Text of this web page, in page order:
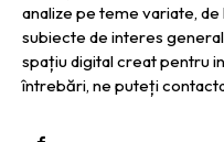
analize pe teme variate,
subiecte de interes
spațiu digital creat pentru
întrebări, ne puteți